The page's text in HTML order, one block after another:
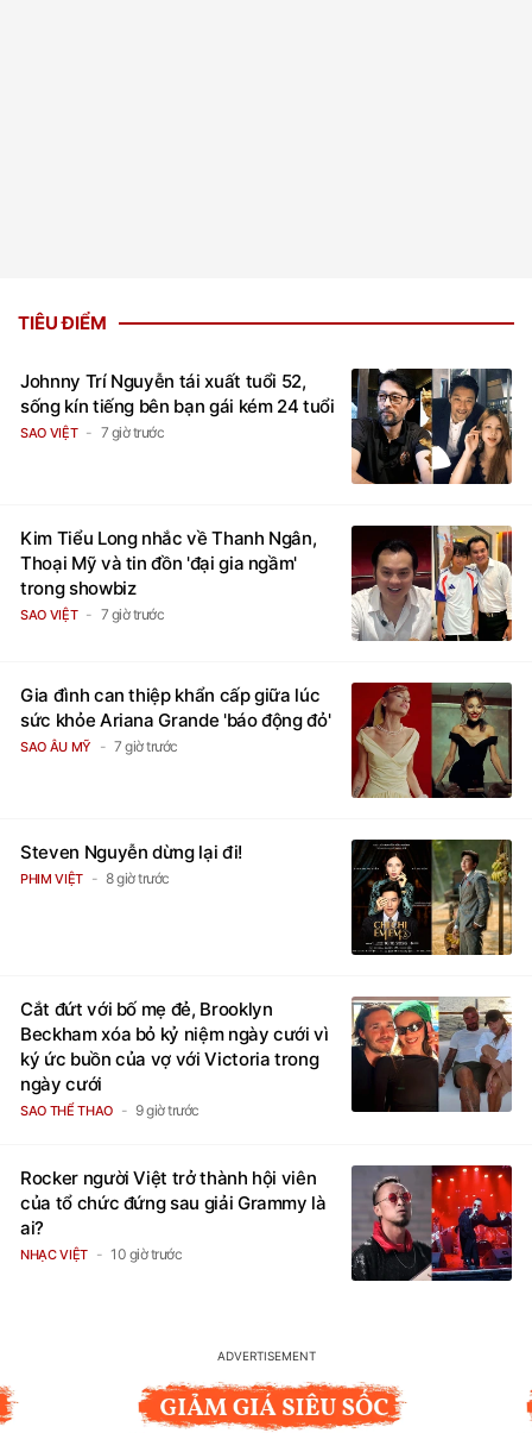
TIÊU ĐIỂM
Johnny Trí Nguyễn tái xuất tuổi 52,
sống kín tiếng bên bạn gái kém 24 tuổi
SAO VIỆT 7 giờ trước
Kim Tiểu Long nhắc về Thanh Ngân,
Thoại Mỹ và tin đồn 'đại gia ngầm'
trong showbiz
SAO VIỆT 7 giờ trước
Gia đình can thiệp khẩn cấp giữa lúc
sức khỏe Ariana Grande 'báo động đỏ'
SAO ÂU MỸ 7 giờ trước
Steven Nguyễn dừng lại đi!
PHIM VIỆT 8 giờ trước
Cắt đứt với bố mẹ đẻ, Brooklyn
Beckham xóa bỏ kỷ niệm ngày cưới vì
ký ức buồn của vợ với Victoria trong
ngày cưới
SAO THỂ THAO 9 giờ trước
Rocker người Việt trở thành hội viên
của tổ chức đứng sau giải Grammy là
ai?
NHẠC VIỆT 10 giờ trước